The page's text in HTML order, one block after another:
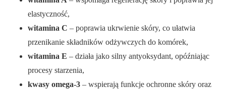
elastyczność,
witamina C – poprawia ukrwienie skóry, co ułatwia
przenikanie składników odżywczych do komórek,
witamina E – działa jako silny antyoksydant, opóźniając
procesy starzenia,
kwasy omega-3 – wspierają funkcje ochronne skóry oraz